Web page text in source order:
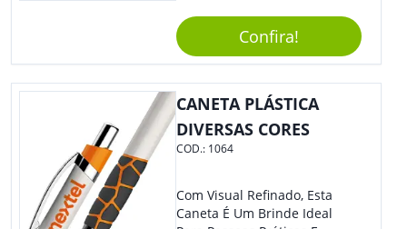
Confira!
CANETA PLÁSTICA
DIVERSAS CORES
COD.: 1064
Com Visual Refinado, Esta
Caneta É Um Brinde Ideal